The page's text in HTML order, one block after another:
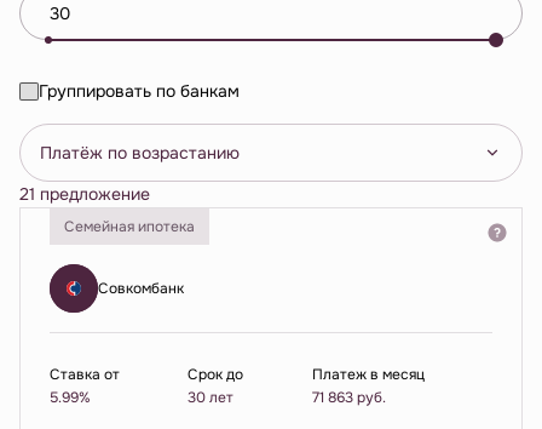
Группировать по банкам
Платёж по возрастанию
21 предложение
Семейная ипотека
Совкомбанк
Ставка от
5.99%
Срок до
30 лет
Платеж в месяц
71 863руб.